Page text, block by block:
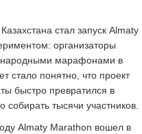
стал запуск Almaty
организаторы
марафонами в
стало понятно, что проект
быстро превратился в
тысячи участников.
Almaty Marathon вошел в